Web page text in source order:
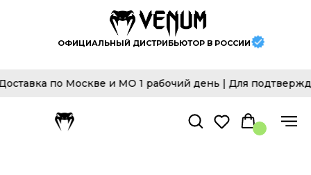
ОФИЦИАЛЬНЫЙ ДИСТРИБЬЮТОР В РОССИИ
по Москве и МО 1 рабочий день | Для